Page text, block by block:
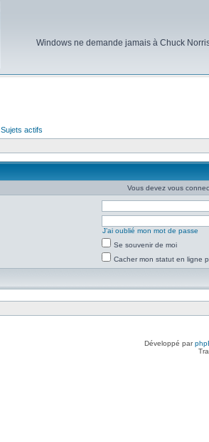
Windows ne demande jamais à Chuck
Sujets actifs
Vous devez vous
J’ai oublié mon mot de passe
Se souvenir de moi
Cacher mon statut en ligne
Développé par